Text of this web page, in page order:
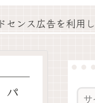
ンス広告を利用し
パ